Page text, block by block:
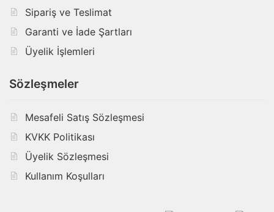
Sipariş ve Teslimat
Garanti ve İade Şartları
Üyelik İşlemleri
Sözleşmeler
Mesafeli Satış Sözleşmesi
KVKK Politikası
Üyelik Sözleşmesi
Kullanım Koşulları